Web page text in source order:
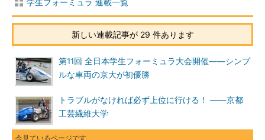
学生フォーミュラ 連載一覧
新しい連載記事が 29 件あります
第11回 全日本学生フォーミュラ大会開催――シンプ
ルな車両の京大が初優勝
トラブルがなければ必ず上位に行ける！ ――京都
工芸繊維大学